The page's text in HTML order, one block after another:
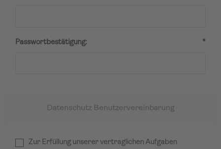
Passwortbestätigung: *
Datenschutz Benutzervereinbarung
Zur Erfüllung unserer vertraglichen Aufgaben